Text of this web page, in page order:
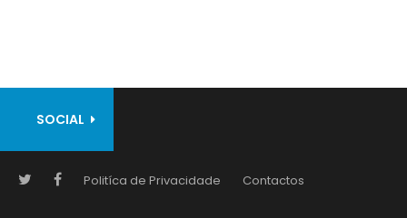
SOCIAL
Politíca de Privacidade Contactos